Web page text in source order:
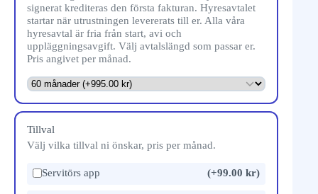
signerat krediteras den första fakturan. Hyresavtalet
startar när utrustningen levererats till er. Alla våra
hyresavtal är fria från start, avi och
uppläggningsavgift. Välj avtalslängd som passar er.
Pris angivet per månad.
Tillval
Välj vilka tillval ni önskar, pris per månad.
Servitörs app (+99.00 kr)